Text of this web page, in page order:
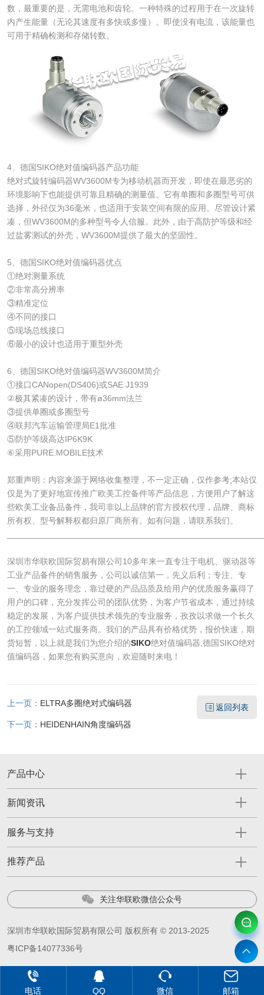
数，最重要的是，无需电池和齿轮。一种特殊的过程用于在一次旋转
内产生能量（无论其速度有多快或多慢）。即使没有电流，该能量也
可用于精确检测和存储转数。
4、德国SIKO绝对值编码器产品功能
绝对式旋转编码器WV3600M专为移动机器而开发，即使在最恶劣的
环境影响下也能提供可靠且精确的测量值。它有单圈和多圈型号可供
选择，外径仅为36毫米，也适用于安装空间有限的应用。尽管设计紧
凑，但WV3600M的多种型号令人信服。此外，由于高防护等级和经
过盐雾测试的外壳，WV3600M提供了最大的坚固性。
5、德国SIKO绝对值编码器优点
①绝对测量系统
②非常高分辨率
③精准定位
④不同的接口
⑤现场总线接口
⑥最小的设计也适用于重型外壳
6、德国SIKO绝对值编码器WV3600M简介
①接口CANopen(DS406)或SAE J1939
②极其紧凑的设计，带有ø36mm法兰
③提供单圈或多圈型号
④联邦汽车运输管理局E1批准
⑤防护等级高达IP6K9K
⑥采用PURE.MOBILE技术
郑重声明：内容来源于网络收集整理，不一定正确，仅作参考;本站仅
仅是为了更好地宣传推广欧美工控备件等产品信息，方便用户了解这
些欧美工业备品备件，我司非以上品牌的官方授权代理，品牌、商标
所有权、型号解释权都归原厂商所有。如有问题，请联系我们。
深圳市华联欧国际贸易有限公司10多年来一直专注于电机、驱动器等
工业产品备件的销售服务，公司以诚信第一，先义后利；专注、专
一、专业的服务理念，靠过硬的产品品质及给用户的优质服务赢得了
用户的口碑，充分发挥公司的团队优势，为客户节省成本，通过持续
稳定的发展，为客户提供技术领先的专业服务，孜孜以求做一个长久
的工控领域一站式服务商。我们的产品具有价格优势，报价快速，期
货短暂，以上就是我们为您介绍的SIKO绝对值编码器,德国SIKO绝对
值编码器，如果您有购买意向，欢迎随时来电！
上一页： ELTRA多圈绝对式编码器
下一页： HEIDENHAIN角度编码器
返回列表
产品中心
新闻资讯
服务与支持
推荐产品
关注华联欧微信公众号
深圳市华联欧国际贸易有限公司 版权所有 © 2013-2025
粤ICP备14077336号
电话 QQ 微信 邮箱